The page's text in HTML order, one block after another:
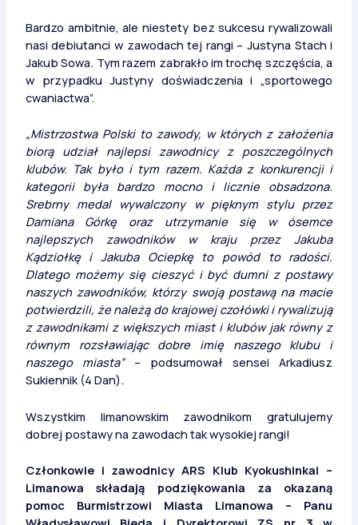
Bardzo ambitnie, ale niestety bez sukcesu rywalizowali
nasi debiutanci w zawodach tej rangi – Justyna Stach i
Jakub Sowa. Tym razem zabrakło im trochę szczęścia, a
w przypadku Justyny doświadczenia i „sportowego
cwaniactwa”.
„Mistrzostwa Polski to zawody, w których z założenia
biorą udział najlepsi zawodnicy z poszczególnych
klubów. Tak było i tym razem. Każda z konkurencji i
kategorii była bardzo mocno i licznie obsadzona.
Srebrny medal wywalczony w pięknym stylu przez
Damiana Górkę oraz utrzymanie się w ósemce
najlepszych zawodników w kraju przez Jakuba
Kądziołkę i Jakuba Ociepkę to powód to radości.
Dlatego możemy się cieszyć i być dumni z postawy
naszych zawodników, którzy swoją postawą na macie
potwierdzili, że należą do krajowej czołówki i rywalizują
z zawodnikami z większych miast i klubów jak równy z
równym rozsławiając dobre imię naszego klubu i
naszego miasta”– podsumował sensei Arkadiusz
Sukiennik (4 Dan).
Wszystkim limanowskim zawodnikom gratulujemy
dobrej postawy na zawodach tak wysokiej rangi!
Członkowie i zawodnicy ARS Klub Kyokushinkai –
Limanowa składają podziękowania za okazaną
pomoc Burmistrzowi Miasta Limanowa – Panu